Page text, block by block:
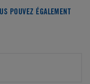
POUVEZ ÉGALEMENT